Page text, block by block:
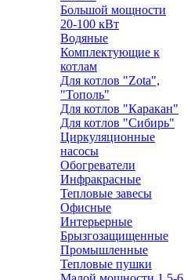
Большой мощности
20-100 кВт
Водяные
Комплектующие к
котлам
Для котлов "Zota",
"Тополь"
Для котлов "Каракан"
Для котлов "Сибирь"
Циркуляционные
насосы
Обогреватели
Инфракрасные
Тепловые завесы
Офисные
Интерьерные
Брызгозащищенные
Промышленные
Тепловые пушки